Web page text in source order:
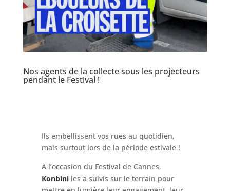
Nos agents de la collecte sous les projecteurs
pendant le Festival !
Ils embellissent vos rues au quotidien,
mais surtout lors de la période estivale !
À l’occasion du Festival de Cannes,
Konbini les a suivis sur le terrain pour